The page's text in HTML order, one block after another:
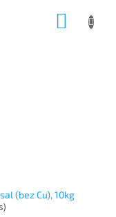
(bez Cu), 10kg